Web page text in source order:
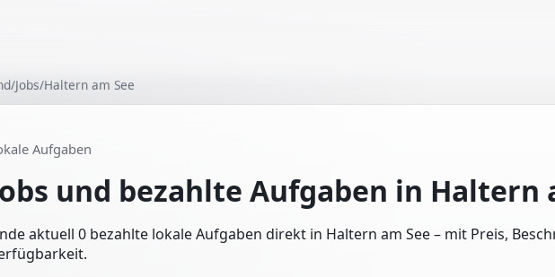
/Jobs/Haltern am See
Aufgaben
und bezahlte Aufgaben in Haltern
aktuell 0 bezahlte lokale Aufgaben direkt in Haltern am See – mit Preis,